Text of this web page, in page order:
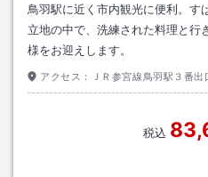
鳥羽駅に近く市内観光に便利。す
立地の中で、洗練された料理と行
様をお迎えします。
アクセス： ＪＲ参宮線鳥羽駅３番
税込